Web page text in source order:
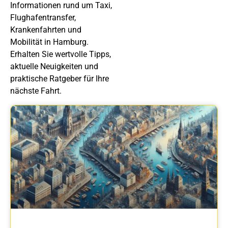
Informationen rund um Taxi,
Flughafentransfer,
Krankenfahrten und
Mobilität in Hamburg.
Erhalten Sie wertvolle Tipps,
aktuelle Neuigkeiten und
praktische Ratgeber für Ihre
nächste Fahrt.